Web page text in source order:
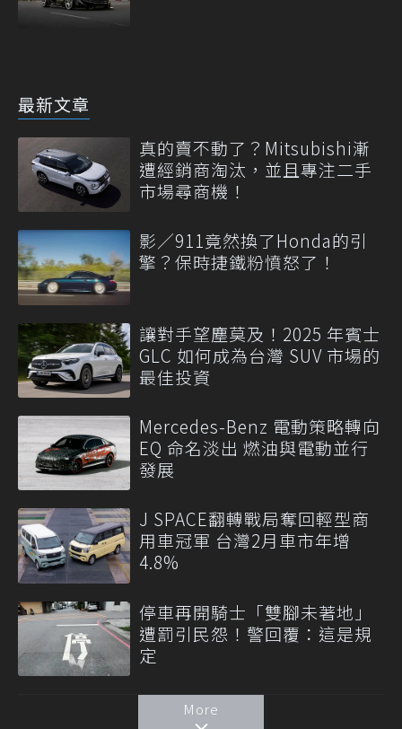
最新文章
真的賣不動了？Mitsubishi漸
遭經銷商淘汰，並且專注二手
市場尋商機！
影／911竟然換了Honda的引
擎？保時捷鐵粉憤怒了！
讓對手望塵莫及！2025 年賓士
GLC 如何成為台灣 SUV 市場的
最佳投資
Mercedes-Benz 電動策略轉向
EQ 命名淡出 燃油與電動並行
發展
J SPACE翻轉戰局奪回輕型商
用車冠軍 台灣2月車市年增
4.8%
停車再開騎士「雙腳未著地」
遭罰引民怨！警回覆：這是規
定
More